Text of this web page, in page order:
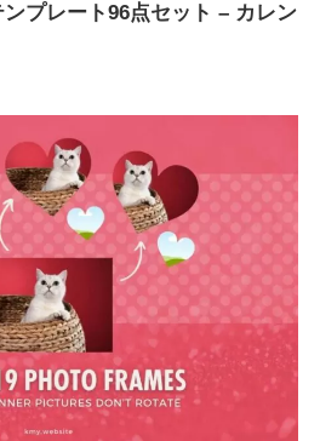
プレート96点セット – カレン